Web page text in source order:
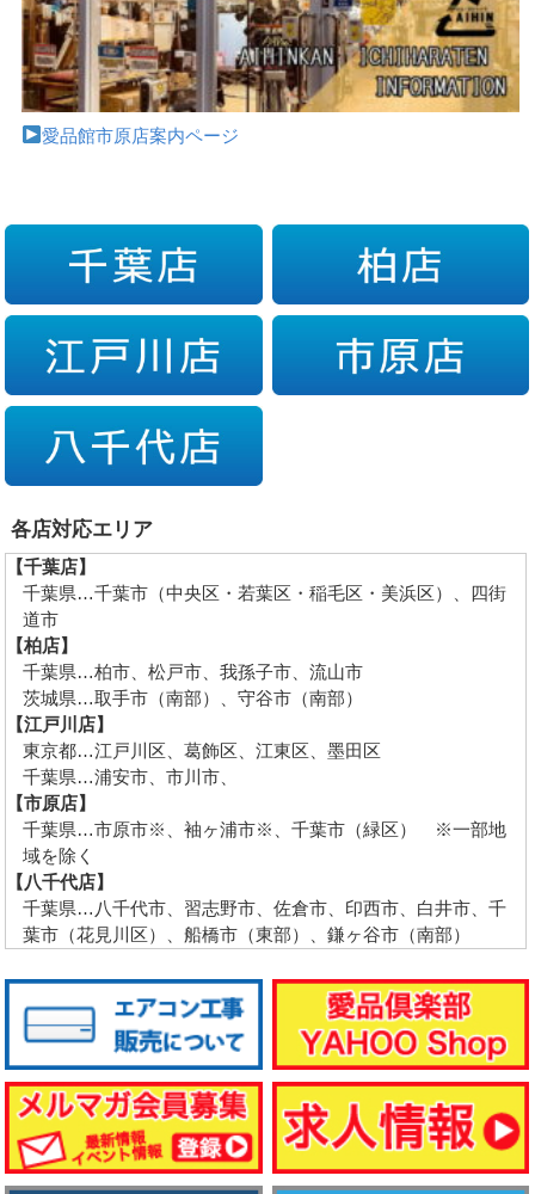
愛品館市原店案内ページ
各店対応エリア
【千葉店】
千葉県…千葉市（中央区・若葉区・稲毛区・美浜区）、四街
道市
【柏店】
千葉県…柏市、松戸市、我孫子市、流山市
茨城県…取手市（南部）、守谷市（南部）
【江戸川店】
東京都…江戸川区、葛飾区、江東区、墨田区
千葉県…浦安市、市川市、
【市原店】
千葉県…市原市※、袖ヶ浦市※、千葉市（緑区） ※一部地
域を除く
【八千代店】
千葉県…八千代市、習志野市、佐倉市、印西市、白井市、千
葉市（花見川区）、船橋市（東部）、鎌ヶ谷市（南部）